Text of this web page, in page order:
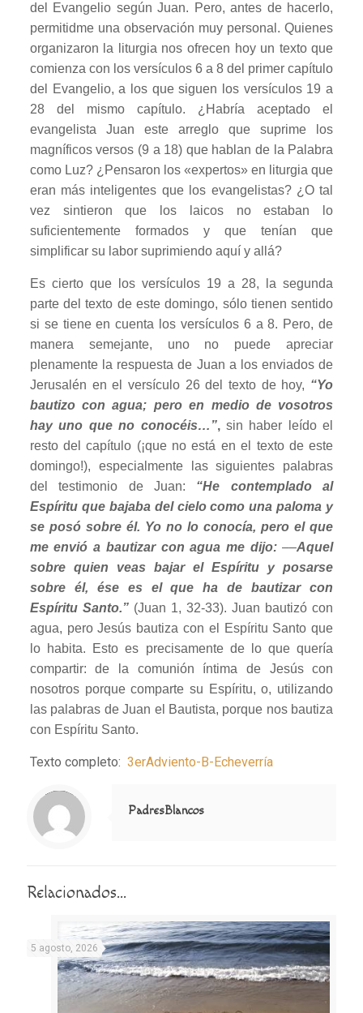
del Evangelio según Juan. Pero, antes de hacerlo,
permitidme una observación muy personal. Quienes
organizaron la liturgia nos ofrecen hoy un texto que
comienza con los versículos 6 a 8 del primer capítulo
del Evangelio, a los que siguen los versículos 19 a
28 del mismo capítulo. ¿Habría aceptado el
evangelista Juan este arreglo que suprime los
magníficos versos (9 a 18) que hablan de la Palabra
como Luz? ¿Pensaron los «expertos» en liturgia que
eran más inteligentes que los evangelistas? ¿O tal
vez sintieron que los laicos no estaban lo
suficientemente formados y que tenían que
simplificar su labor suprimiendo aquí y allá?
Es cierto que los versículos 19 a 28, la segunda
parte del texto de este domingo, sólo tienen sentido
si se tiene en cuenta los versículos 6 a 8. Pero, de
manera semejante, uno no puede apreciar
plenamente la respuesta de Juan a los enviados de
Jerusalén en el versículo 26 del texto de hoy, “Yo
bautizo con agua; pero en medio de vosotros
hay uno que no conocéis…”, sin haber leído el
resto del capítulo (¡que no está en el texto de este
domingo!), especialmente las siguientes palabras
del testimonio de Juan: “He contemplado al
Espíritu que bajaba del cielo como una paloma y
se posó sobre él. Yo no lo conocía, pero el que
me envió a bautizar con agua me dijo:––Aquel
sobre quien veas bajar el Espíritu y posarse
sobre él, ése es el que ha de bautizar con
Espíritu Santo.” (Juan 1, 32-33). Juan bautizó con
agua, pero Jesús bautiza con el Espíritu Santo que
lo habita. Esto es precisamente de lo que quería
compartir: de la comunión íntima de Jesús con
nosotros porque comparte su Espíritu, o, utilizando
las palabras de Juan el Bautista, porque nos bautiza
con Espíritu Santo.
Texto completo: 3erAdviento-B-Echeverría
Notice
: Trying to access array offset on value of type null in
/home/misioner/public_html/padresblancos/themes/betheme/includes/content-single.php
on line
286
PadresBlancos
Relacionados...
5 agosto, 2026